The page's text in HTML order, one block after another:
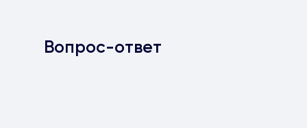
Вопрос-ответ